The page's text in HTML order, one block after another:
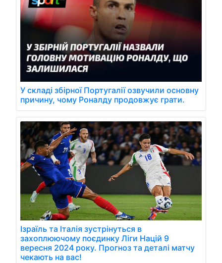
У складі збірної Португалії озвучили основну
причину, чому Роналду продовжує грати.
Ізраїль та Італія зустрінуться в
захоплюючому поєдинку Ліги Націй 9
вересня 2024 року. Прогноз та деталі матчу
чекають на вас!